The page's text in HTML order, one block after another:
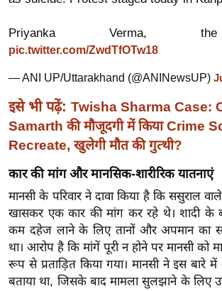
डि
या
सा
त्य
ज
ग
त
टो
व
र्ल्ड
न्यू
ज
ब्री
Priyanka Verma,
pic.twitter.com/ZwdTfOTw18
— ANI UP/Uttarakhand (@ANINewsUP)
इसे भी पढ़ें: Twisha Sharma Case:
Samarth की मौजूदगी में किया Crime
Recreate, खुलेगी मौत की गुत्थी?
कार की मांग और मानसिक-शारीरिक यातनाएं
मानसी के परिवार ने दावा किया है कि ससुराल
खासकर एक कार की मांग कर रहे थे। शादी के
कम दहेज लाने के लिए तानों और अपमान का
था। आरोप है कि मांगें पूरी न होने पर मानसी को
रूप से प्रताड़ित किया गया। मानसी ने इस बारे
बताया था, जिसके बाद मामला सुलझाने के लिए